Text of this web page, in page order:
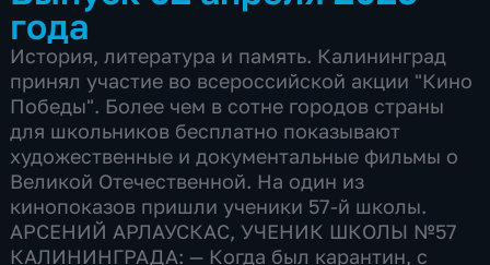
года
История, литература и память. Калининград
принял участие во всероссийской акции "Кино
Победы". Более чем в сотне городов страны
для школьников бесплатно показывают
художественные и документальные фильмы о
Великой Отечественной. На один из
кинопоказов пришли ученики 57-й школы.
АРСЕНИЙ АРЛАУСКАС, УЧЕНИК ШКОЛЫ №57
КАЛИНИНГРАДА: — Когда был карантин, с